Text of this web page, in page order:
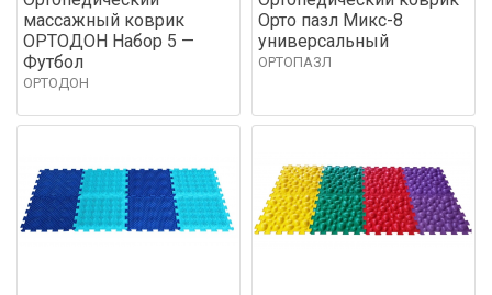
массажный коврик
ОРТОДОН Набор 5 —
Футбол
ОРТОДОН
Орто пазл Микс-8
универсальный
ОРТОПАЗЛ